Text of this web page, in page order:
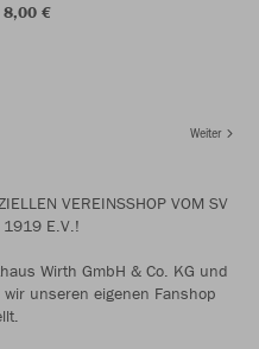
8,00 €
Weiter
VEREINSSHOP VOM SV
1919 E.V.!
Wirth GmbH & Co. KG und
unseren eigenen Fanshop